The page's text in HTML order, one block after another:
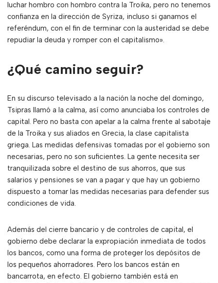
luchar hombro con hombro contra la Troika, pero no tenemos
confianza en la dirección de Syriza, incluso si ganamos el
referéndum, con el fin de terminar con la austeridad se debe
repudiar la deuda y romper con el capitalismo».
¿Qué camino seguir?
En su discurso televisado a la nación la noche del domingo,
Tsipras llamó a la calma, así como anunciaba los controles de
capital. Pero no basta con apelar a la calma frente al sabotaje
de la Troika y sus aliados en Grecia, la clase capitalista
griega. Las medidas defensivas tomadas por el gobierno son
necesarias, pero no son suficientes. La gente necesita ser
tranquilizada sobre el destino de sus ahorros, que sus
salarios y pensiones se van a pagar y que hay un gobierno
dispuesto a tomar las medidas necesarias para defender sus
condiciones de vida.
Además del cierre bancario y de controles de capital, el
gobierno debe declarar la expropiación inmediata de todos
los bancos, como una forma de proteger los depósitos de
los pequeños ahorradores. Pero los bancos están en
bancarrota, en efecto. El gobierno también está en